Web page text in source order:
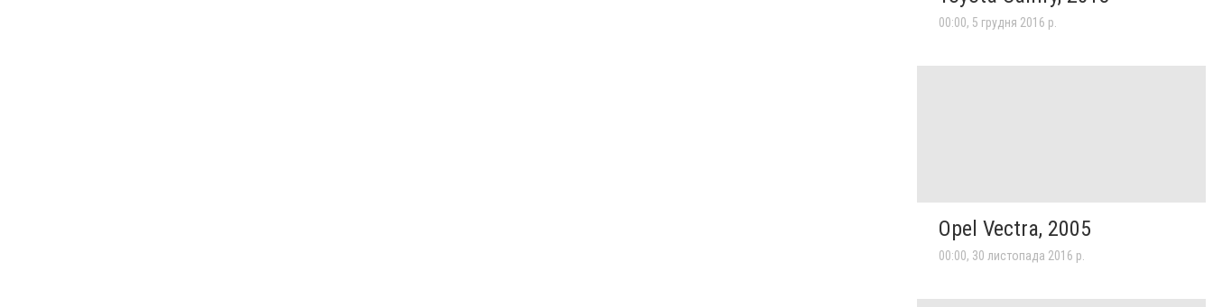
00:00, 5 грудня 2016 р.
Opel Vectra, 2005
00:00, 30 листопада 2016 р.